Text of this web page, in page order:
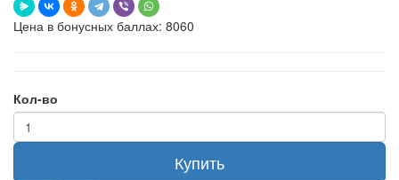
Цена в бонусных баллах: 8060
Кол-во
Купить